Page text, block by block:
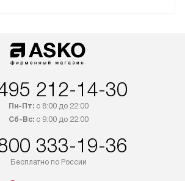
212-14-30
Пн-Пт:с 8:00 до 22:00
Сб-Вс:с 9:00 до 22:00
333-19-36
Бесплатно по России